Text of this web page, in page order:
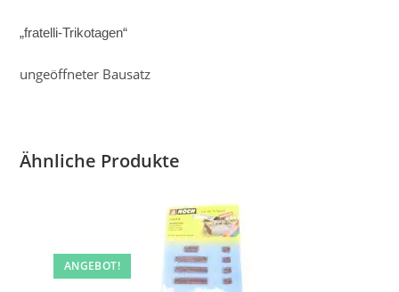
„fratelli-Trikotagen“
ungeöffneter Bausatz
Ähnliche Produkte
ANGEBOT!